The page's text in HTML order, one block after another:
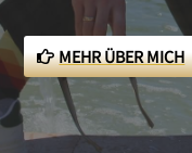
MEHR ÜBER MICH